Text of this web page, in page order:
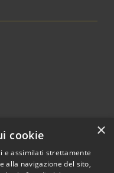
×
cookie
e assimilati strettamente
alla navigazione del sito,